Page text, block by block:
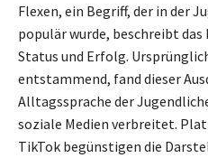
Flexen, ein Begriff, der in der
populär wurde, beschreibt
Status und Erfolg.
entstammend, fand dieser
Alltagssprache der
soziale Medien verbreitet.
TikTok begünstigen die